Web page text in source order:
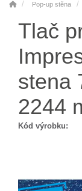
Pop-up stěna
Tlač
stena
2244
Kód výrobku: